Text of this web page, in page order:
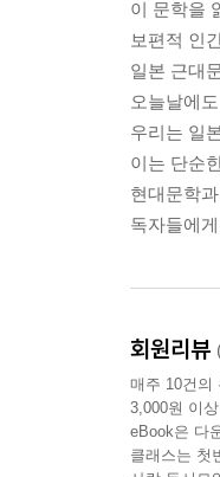
이 문학을
보편적 인
일본 근대
오늘날에
우리는 일
이는 단순
현대문학
독자들에
회원리뷰
매주 10건의
3,000원 이
eBook은 다
클래스는 첫